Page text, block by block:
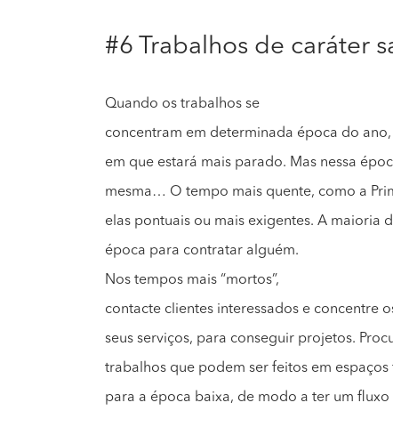
#6 Trabalhos de caráter
Quando os trabalhos se
concentram em determinada época do
em que estará mais parado. Mas nessa
mesma… O tempo mais quente, como a
elas pontuais ou mais exigentes. A maioria
época para contratar alguém.
Nos tempos mais “mortos”,
contacte clientes interessados e concentre
seus serviços, para conseguir projetos.
trabalhos que podem ser feitos em
para a época baixa, de modo a ter um